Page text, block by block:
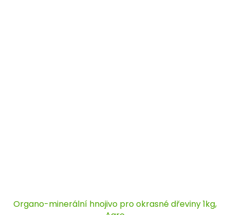
Organo-minerální hnojivo pro okrasné dřeviny 1kg,